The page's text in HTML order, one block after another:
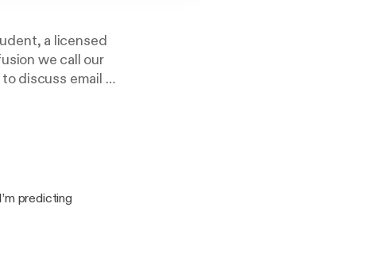
a licensed
we call our
discuss email me
predicting